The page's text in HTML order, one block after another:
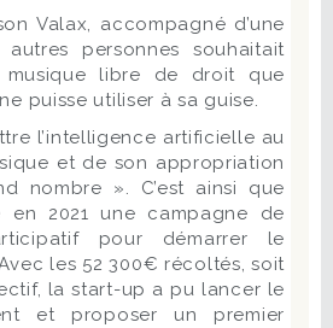
Valax, accompagné d’une
personnes souhaitait
libre de droit que
puisse utiliser à sa guise.
l’intelligence artificielle au
et de son appropriation
nombre ». C’est ainsi que
en 2021 une campagne de
pour démarrer le
les 52 300€ récoltés, soit
la start-up a pu lancer le
et proposer un premier